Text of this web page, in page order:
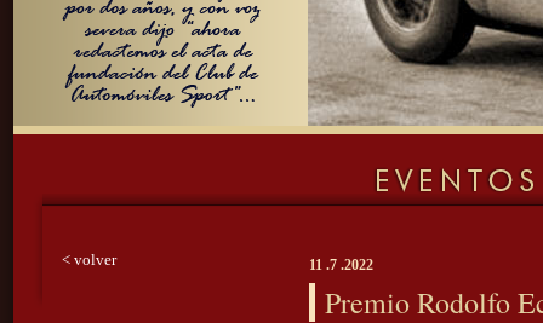
< volver 11 .7 .2022
Premio Rodolfo